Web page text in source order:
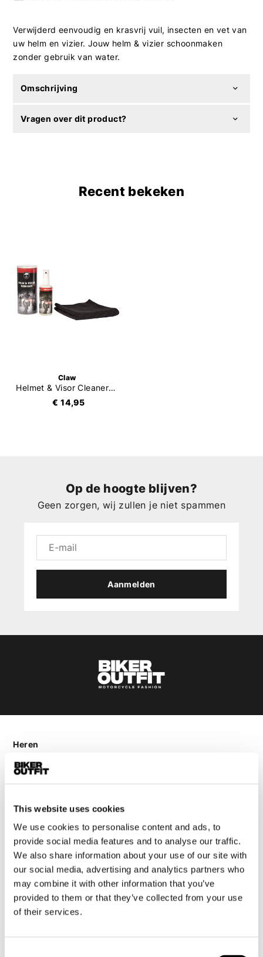
This website uses cookies
We use cookies to personalise content and ads, to
provide social media features and to analyse our traffic.
We also share information about your use of our site with
our social media, advertising and analytics partners who
may combine it with other information that you’ve
provided to them or that they’ve collected from your use
of their services.
Verwijderd eenvoudig en krasvrij vuil, insecten en vet van
uw helm en vizier. Jouw helm & vizier schoonmaken
zonder gebruik van water.
Omschrijving
Vragen over dit product?
Recent bekeken
Claw
Helmet & Visor Cleaner + Microfibre Cloth
€ 14,95
Op de hoogte blijven?
Geen zorgen, wij zullen je niet spammen
Aanmelden
Heren
Motorkleding heren
Motorjas heren
Motorpak heren
Motorjeans heren
Motorhoodie heren
Motorhelm heren
Motorhandschoenen heren